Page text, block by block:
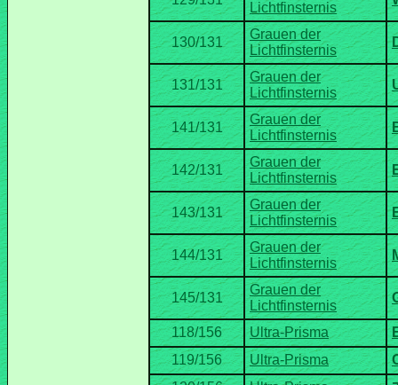
Grauen der
Grauen der
Grauen der
Grauen der
Grauen der
Grauen der
Grauen der